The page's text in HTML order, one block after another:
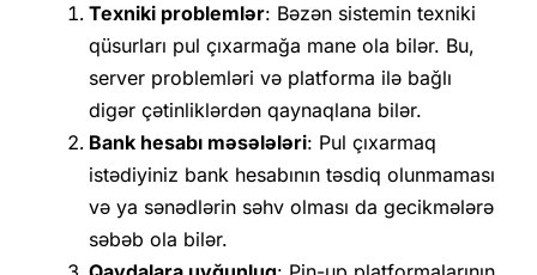
Texniki problemlər: Bəzən sistemin texniki
qüsurları pul çıxarmağa mane ola bilər. Bu,
server problemləri və platforma ilə bağlı
digər çətinliklərdən qaynaqlana bilər.
Bank hesabı məsələləri: Pul çıxarmaq
istədiyiniz bank hesabının təsdiq olunmaması
və ya sənədlərin səhv olması da gecikmələrə
səbəb ola bilər.